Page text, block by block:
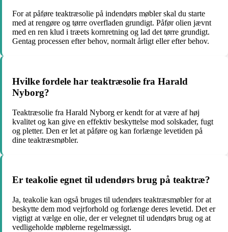
For at påføre teaktræsolie på indendørs møbler skal du starte
med at rengøre og tørre overfladen grundigt. Påfør olien jævnt
med en ren klud i træets kornretning og lad det tørre grundigt.
Gentag processen efter behov, normalt årligt eller efter behov.
Hvilke fordele har teaktræsolie fra Harald
Nyborg?
Teaktræsolie fra Harald Nyborg er kendt for at være af høj
kvalitet og kan give en effektiv beskyttelse mod solskader, fugt
og pletter. Den er let at påføre og kan forlænge levetiden på
dine teaktræsmøbler.
Er teakolie egnet til udendørs brug på teaktræ?
Ja, teakolie kan også bruges til udendørs teaktræsmøbler for at
beskytte dem mod vejrforhold og forlænge deres levetid. Det er
vigtigt at vælge en olie, der er velegnet til udendørs brug og at
vedligeholde møblerne regelmæssigt.